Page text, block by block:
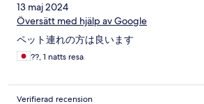
13 maj 2024
Översätt med hjälp av Google
ペット連れの方は良います
??, 1 natts resa
Verifierad recension